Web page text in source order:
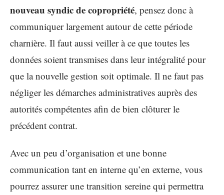
nouveau syndic de copropriété, pensez donc à
communiquer largement autour de cette période
charnière. Il faut aussi veiller à ce que toutes les
données soient transmises dans leur intégralité pour
que la nouvelle gestion soit optimale. Il ne faut pas
négliger les démarches administratives auprès des
autorités compétentes afin de bien clôturer le
précédent contrat.
Avec un peu d’organisation et une bonne
communication tant en interne qu’en externe, vous
pourrez assurer une transition sereine qui permettra